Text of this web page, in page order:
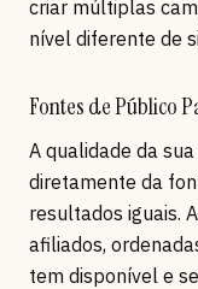
criar múltiplas
nível diferente de
Fontes de Público
A qualidade da
diretamente da
resultados iguais.
afiliados,
tem disponível e